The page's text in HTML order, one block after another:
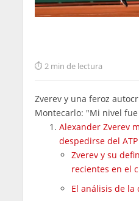
2 min de lectura
Zverev y una feroz
Montecarlo: "Mi nivel
Alexander Zverev
despedirse del
Zverev y su
recientes en el
El análisis de